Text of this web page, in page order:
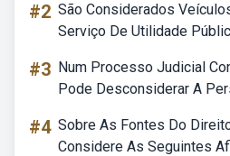
#2 São Considerados
Serviço De Utilidade
#3 Num Processo Judicial
Pode Desconsiderar A
#4 Sobre As Fontes Do
Considere As Seguintes